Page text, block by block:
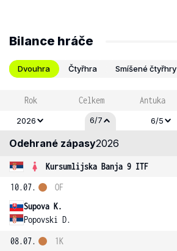
Bilance hráče
Dvouhra Čtyřhra Smíšené čtyřhry
Rok Celkem Antuka
2026 6/7 6/5
Odehrané zápasy2026
Kursumlijska Banja 9 ITF
10.07.
Supova K.
Popovski D.
OF
08.07.
1K